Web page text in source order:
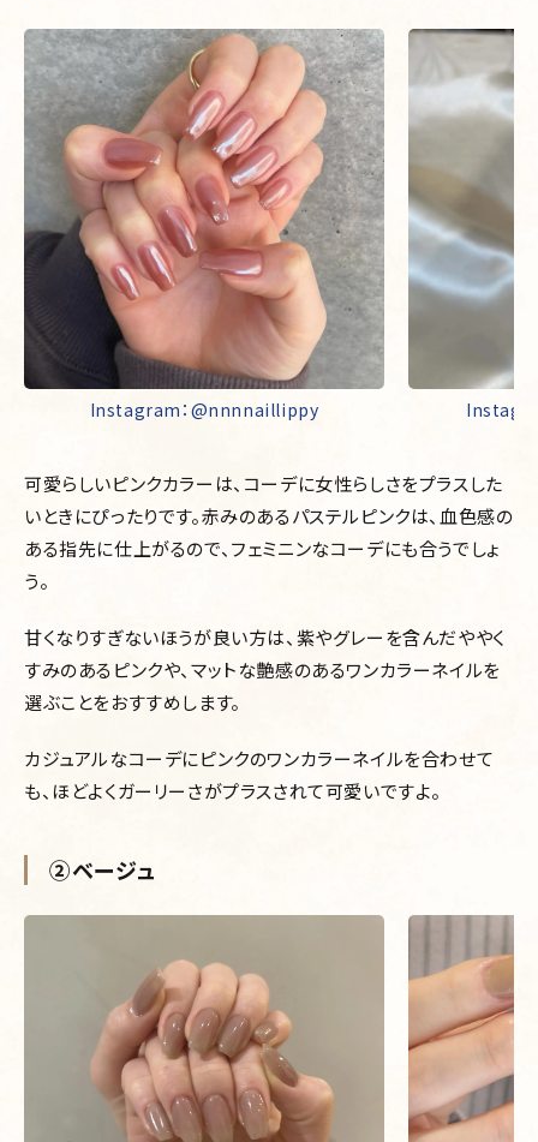
Instagram：@nnnnaillippy
可愛らしいピンクカラーは、コーデに女性らしさをプラスした
いときにぴったりです。赤みのあるパステルピンクは、血色感の
ある指先に仕上がるので、フェミニンなコーデにも合うでしょ
う。
甘くなりすぎないほうが良い方は、紫やグレーを含んだややく
すみのあるピンクや、マットな艶感のあるワンカラーネイルを
選ぶことをおすすめします。
カジュアルなコーデにピンクのワンカラーネイルを合わせて
も、ほどよくガーリーさがプラスされて可愛いですよ。
②ベージュ